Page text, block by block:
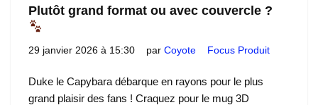
Plutôt grand format ou avec couvercle ?
29 janvier 2026 à 15:30 par Coyote Focus Produit
Duke le Capybara débarque en rayons pour le plus
grand plaisir des fans ! Craquez pour le mug 3D